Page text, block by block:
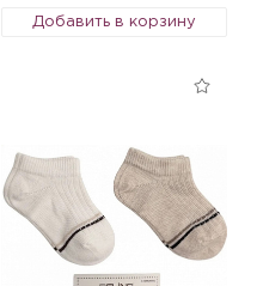
Добавить в корзину